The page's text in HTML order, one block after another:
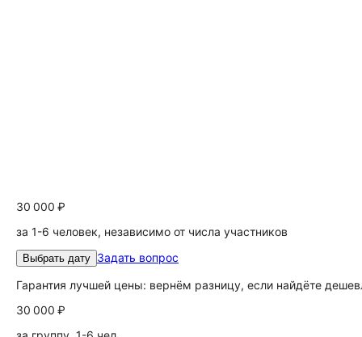
30 000 ₽
за 1-6 человек, независимо от числа участников
Выбрать дату Задать вопрос
Гарантия лучшей цены: вернём разницу, если найдёте
30 000 ₽